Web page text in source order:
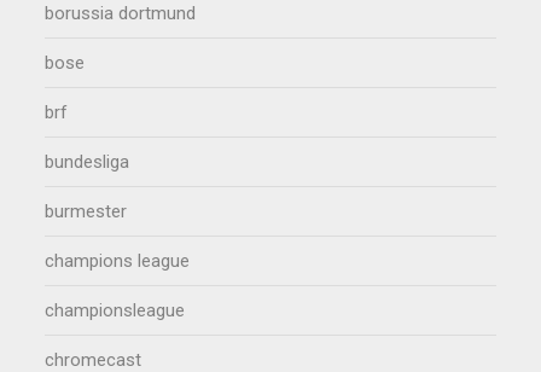
borussia dortmund
bose
brf
bundesliga
burmester
champions league
championsleague
chromecast